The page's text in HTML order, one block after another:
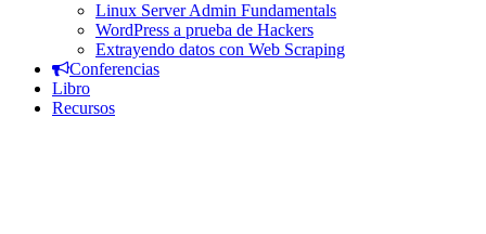
Linux Server Admin Fundamentals
WordPress a prueba de Hackers
Extrayendo datos con Web Scraping
Conferencias
Libro
Recursos